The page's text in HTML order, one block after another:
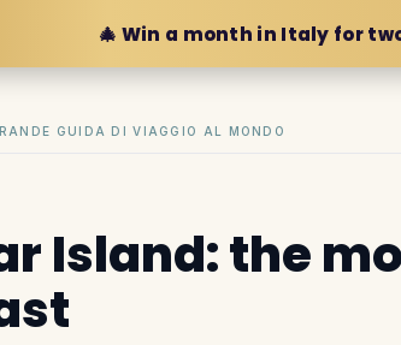
🎄 Win a month in Italy for
GUIDA DI VIAGGIO AL MONDO
Island: the